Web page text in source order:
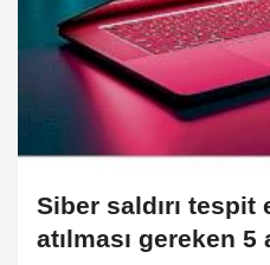
Siber saldırı
atılması gereken 5